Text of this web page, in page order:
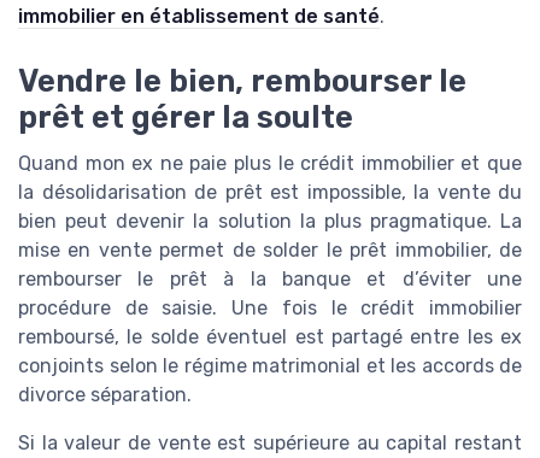
immobilier en établissement de santé.
Vendre le bien, rembourser le
prêt et gérer la soulte
Quand mon ex ne paie plus le crédit immobilier et que
la désolidarisation de prêt est impossible, la vente du
bien peut devenir la solution la plus pragmatique. La
mise en vente permet de solder le prêt immobilier, de
rembourser le prêt à la banque et d’éviter une
procédure de saisie. Une fois le crédit immobilier
remboursé, le solde éventuel est partagé entre les ex
conjoints selon le régime matrimonial et les accords de
divorce séparation.
Si la valeur de vente est supérieure au capital restant